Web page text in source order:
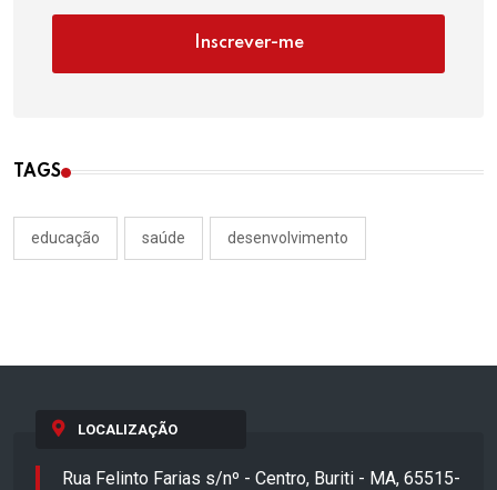
Inscrever-me
TAGS
educação saúde desenvolvimento
LOCALIZAÇÃO
Rua Felinto Farias s/nº - Centro, Buriti - MA, 65515-